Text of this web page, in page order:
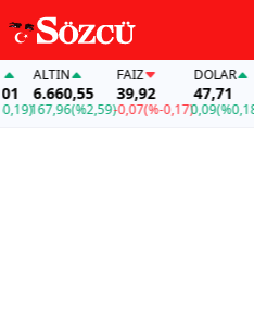
ALTIN
6.660,55
167,96(%2,59)
FAİZ
39,92
-0,07(%-0,17)
DOLAR
47,71
0,09(%0,18)